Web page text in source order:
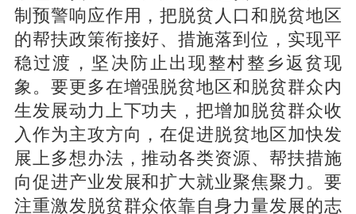
制预警响应作用，把脱贫人口和脱贫地区
的帮扶政策衔接好、措施落到位，实现平
稳过渡，坚决防止出现整村整乡返贫现
象。要更多在增强脱贫地区和脱贫群众内
生发展动力上下功夫，把增加脱贫群众收
入作为主攻方向，在促进脱贫地区加快发
展上多想办法，推动各类资源、帮扶措施
向促进产业发展和扩大就业聚焦聚力。要
注重激发脱贫群众依靠自身力量发展的志